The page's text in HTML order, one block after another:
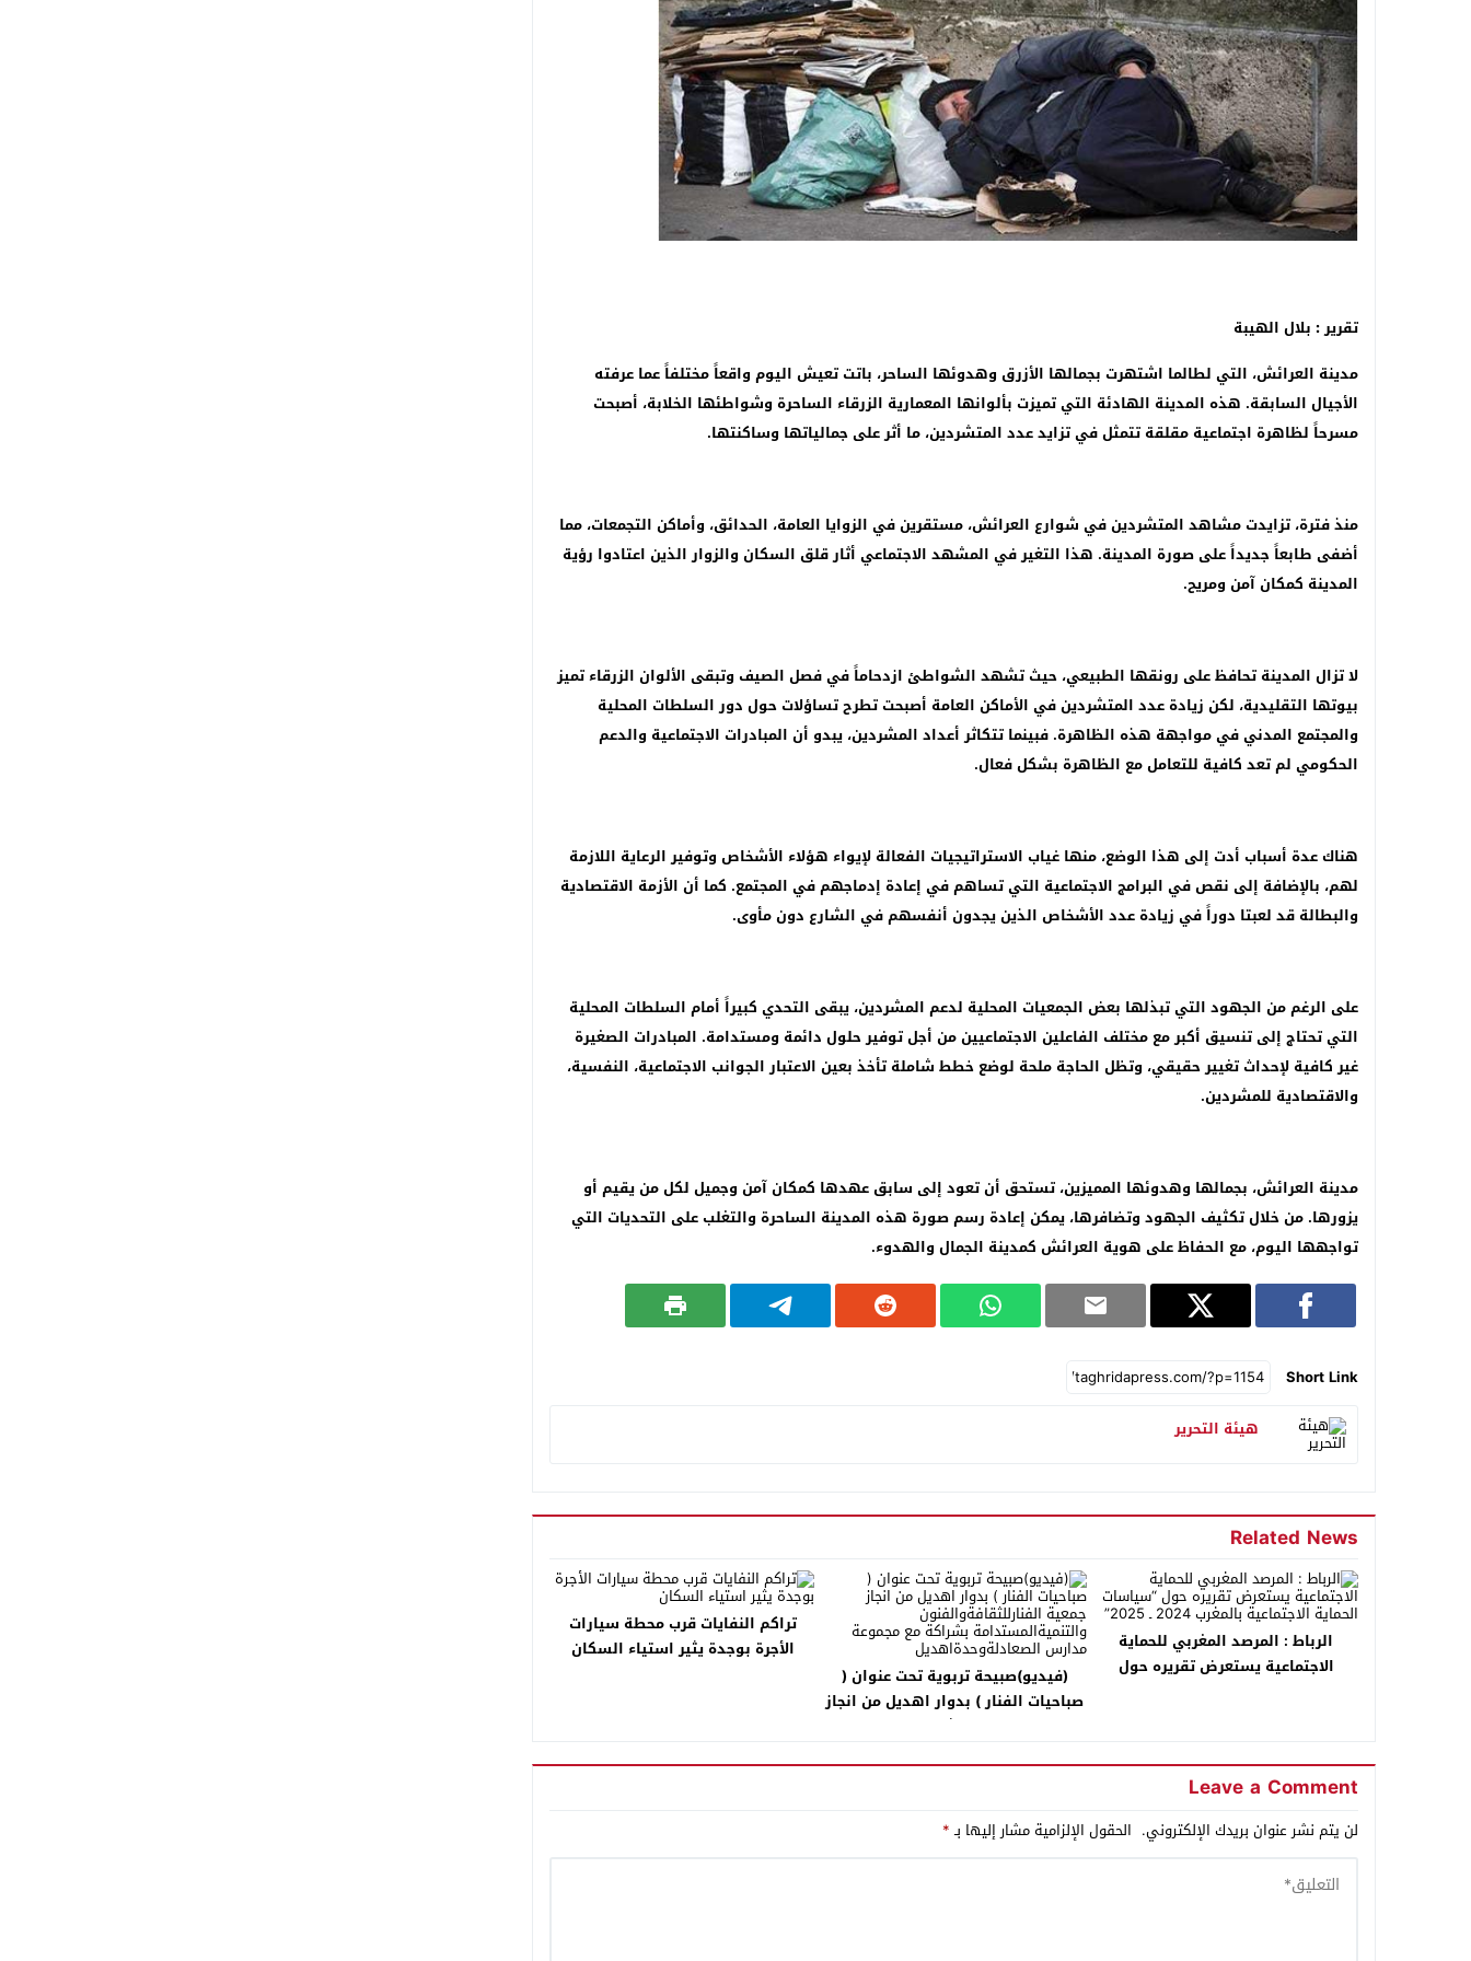
الجمعية المغربية للديسليكسيا تخلد الذكرى السابعة والعشرين لعيد العرش المجيد في أجواء وطنية متميزة
تقرير : بلال الهيبة
مدينة العرائش، التي لطالما اشتهرت بجمالها الأزرق وهدوئها الساحر، باتت تعيش اليوم واقعاً مختلفاً عما عرفته
الأجيال السابقة. هذه المدينة الهادئة التي تميزت بألوانها المعمارية الزرقاء الساحرة وشواطئها الخلابة، أصبحت
مسرحاً لظاهرة اجتماعية مقلقة تتمثل في تزايد عدد المتشردين، ما أثر على جمالياتها وساكنتها.
منذ فترة، تزايدت مشاهد المتشردين في شوارع العرائش، مستقرين في الزوايا العامة، الحدائق، وأماكن التجمعات، مما
أضفى طابعاً جديداً على صورة المدينة. هذا التغير في المشهد الاجتماعي أثار قلق السكان والزوار الذين اعتادوا رؤية
المدينة كمكان آمن ومريح.
لا تزال المدينة تحافظ على رونقها الطبيعي، حيث تشهد الشواطئ ازدحاماً في فصل الصيف وتبقى الألوان الزرقاء تميز
بيوتها التقليدية، لكن زيادة عدد المتشردين في الأماكن العامة أصبحت تطرح تساؤلات حول دور السلطات المحلية
والمجتمع المدني في مواجهة هذه الظاهرة. فبينما تتكاثر أعداد المشردين، يبدو أن المبادرات الاجتماعية والدعم
الحكومي لم تعد كافية للتعامل مع الظاهرة بشكل فعال.
هناك عدة أسباب أدت إلى هذا الوضع، منها غياب الاستراتيجيات الفعالة لإيواء هؤلاء الأشخاص وتوفير الرعاية اللازمة
لهم، بالإضافة إلى نقص في البرامج الاجتماعية التي تساهم في إعادة إدماجهم في المجتمع. كما أن الأزمة الاقتصادية
والبطالة قد لعبتا دوراً في زيادة عدد الأشخاص الذين يجدون أنفسهم في الشارع دون مأوى.
على الرغم من الجهود التي تبذلها بعض الجمعيات المحلية لدعم المشردين، يبقى التحدي كبيراً أمام السلطات المحلية
التي تحتاج إلى تنسيق أكبر مع مختلف الفاعلين الاجتماعيين من أجل توفير حلول دائمة ومستدامة. المبادرات الصغيرة
غير كافية لإحداث تغيير حقيقي، وتظل الحاجة ملحة لوضع خطط شاملة تأخذ بعين الاعتبار الجوانب الاجتماعية، النفسية،
والاقتصادية للمشردين.
مدينة العرائش، بجمالها وهدوئها المميزين، تستحق أن تعود إلى سابق عهدها كمكان آمن وجميل لكل من يقيم أو
يزورها. من خلال تكثيف الجهود وتضافرها، يمكن إعادة رسم صورة هذه المدينة الساحرة والتغلب على التحديات التي
تواجهها اليوم، مع الحفاظ على هوية العرائش كمدينة الجمال والهدوء.
Short Link
هيئة التحرير
Related News
الرباط : المرصد المغربي للحماية
الاجتماعية يستعرض تقريره حول
(فيديو)صبيحة تربوية تحت عنوان (
صباحيات الفنار ) بدوار اهديل من انجاز
جمعية الفنارللثقافةوالفنون
تراكم النفايات قرب محطة سيارات
الأجرة بوجدة يثير استياء السكان
Leave a Comment
لن يتم نشر عنوان بريدك الإلكتروني. الحقول الإلزامية مشار إليها بـ*